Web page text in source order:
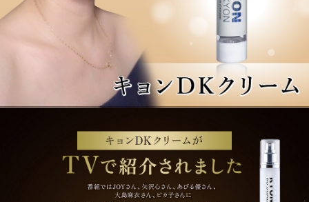
敏感肌
2025/08/29 投稿者：MA おすすめレベル：
リニューアルしたデカCも敏感肌でも使えるよう期
リニューアル待ってましたー!
2025/08/23 投稿者：ゆーこ おすすめレベル：
★★★★★
以前より1番お気に入りの商品です。